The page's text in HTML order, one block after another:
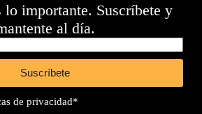
lo importante. Suscríbete y
al día.
Suscríbete
de privacidad*